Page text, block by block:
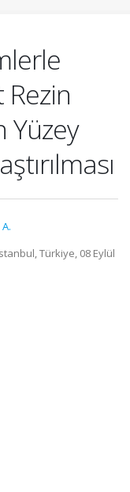
Yüzey
Türkiye, 08 Eylül